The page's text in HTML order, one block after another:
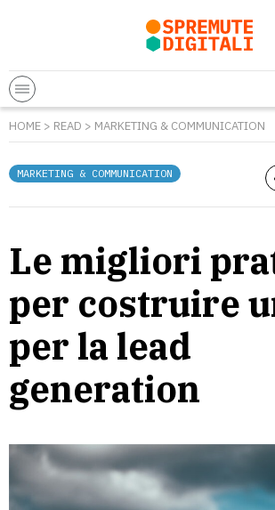
HOME > READ > MARKETING & COMMUNICATION
MARKETING & COMMUNICATION
Le migliori
per costruire
per la lead
generation